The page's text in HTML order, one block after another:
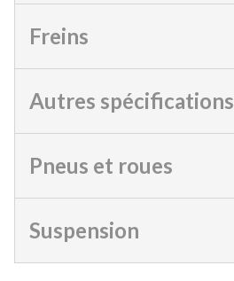
Freins
Autres spécifications
Pneus et roues
Suspension